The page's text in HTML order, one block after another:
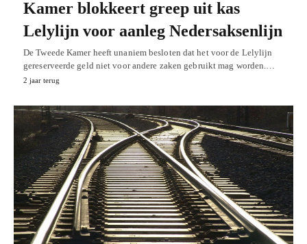
Kamer blokkeert greep uit kas
Lelylijn voor aanleg Nedersaksenlijn
De Tweede Kamer heeft unaniem besloten dat het voor de Lelylijn
gereserveerde geld niet voor andere zaken gebruikt mag worden.…
2 jaar terug